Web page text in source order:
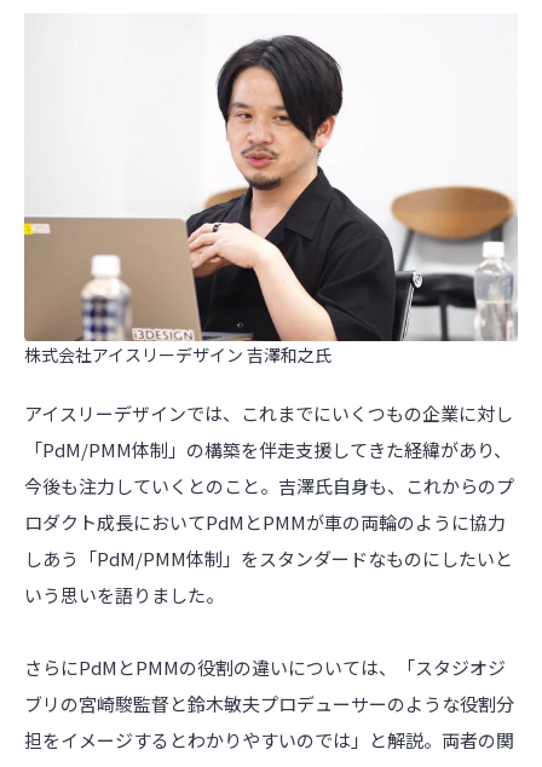
株式会社アイスリーデザイン 吉澤和之氏
アイスリーデザインでは、これまでにいくつもの企業に対し
「PdM/PMM体制」の構築を伴走支援してきた経緯があり、
今後も注力していくとのこと。吉澤氏自身も、これからのプ
ロダクト成長においてPdM とPMMが車の両輪のように協力
しあう「PdM/PMM体制」をスタンダードなものにしたいと
いう思いを語りました。
さらにPdM とPMMの役割の違いについては、「スタジオジ
ブリの宮崎駿監督と鈴木敏夫プロデューサーのような役割分
担をイメージするとわかりやすいのでは」と解説。両者の関